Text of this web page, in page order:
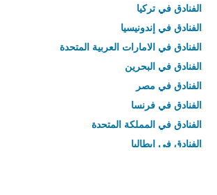
الفنادق في تركيا
الفنادق في إندونيسيا
الفنادق في الامارات العربية المتحدة
الفنادق في البحرين
الفنادق في مصر
الفنادق في فرنسا
الفنادق في المملكة المتحدة
الفنادق في إيطاليا